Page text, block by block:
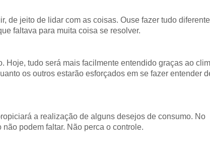
de jeito de lidar com as coisas. Ouse fazer tudo diferente
faltava para muita coisa se resolver.
Hoje, tudo será mais facilmente entendido graças ao
os outros estarão esforçados em se fazer entender
a realização de alguns desejos de consumo. No
podem faltar. Não perca o controle.